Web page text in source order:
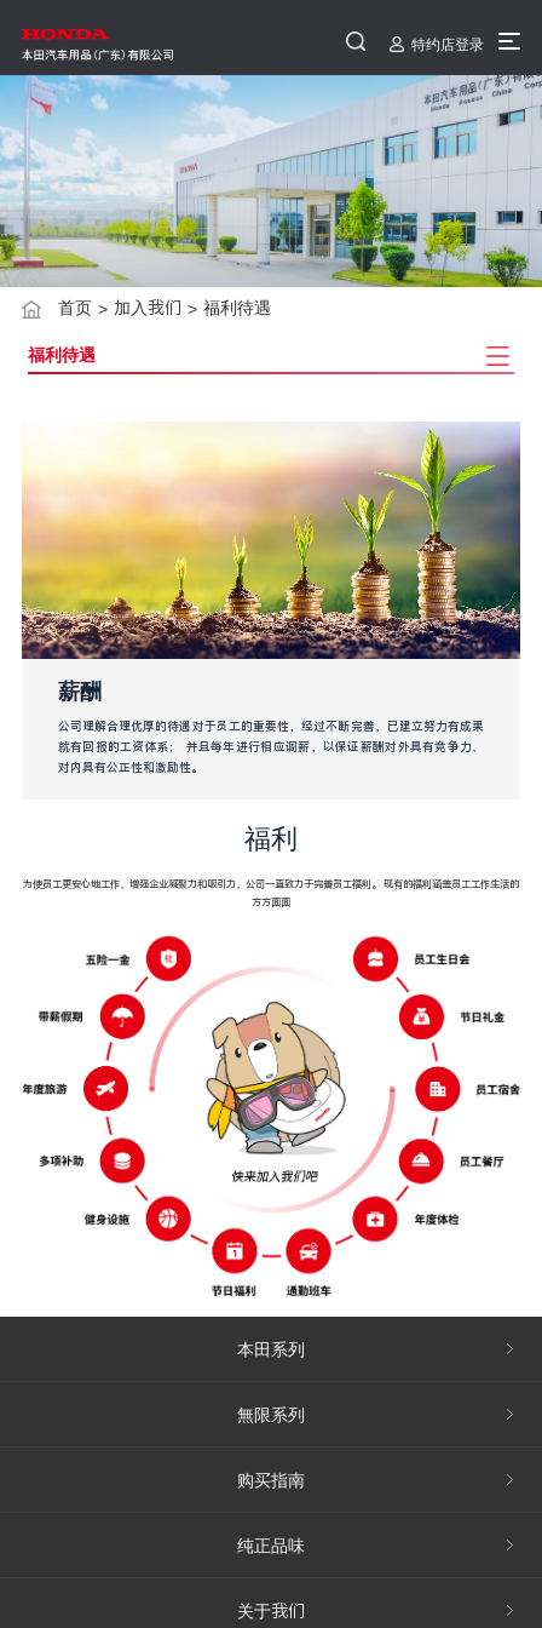
特约店登录
首页 > 加入我们 > 福利待遇
福利待遇
薪酬
公司理解合理优厚的待遇对于员工的重要性，经过不断完善，已建立努力有成果
就有回报的工资体系； 并且每年进行相应调薪，以保证薪酬对外具有竞争力、
对内具有公正性和激励性。
福利
为使员工更安心地工作，增强企业凝聚力和吸引力，公司一直致力于完善员工福利。 现有的福利涵盖员工工作生活的
方方面面
本田系列
無限系列
购买指南
纯正品味
关于我们